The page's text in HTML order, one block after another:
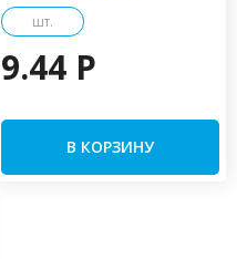
шт.
9.44 P
В КОРЗИНУ